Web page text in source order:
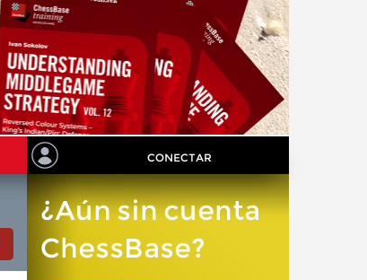
CONECTAR
¿Aún sin cuenta
ChessBase?